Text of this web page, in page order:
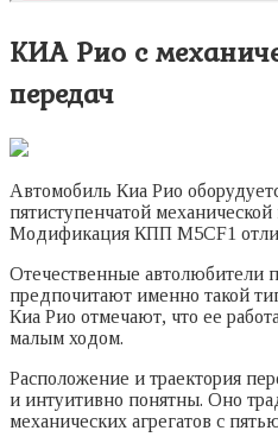
КИА Рио с
передач
Автомобиль Киа Рио
пятиступенчатой механической
Модификация КПП M5CF1
Отечественные автолюбители
предпочитают именно такой
Киа Рио отмечают, что ее
малым ходом.
Расположение и траектория
и интуитивно понятны. Оно
механических агрегатов с